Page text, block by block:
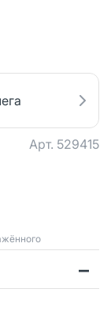
Арт. 529415